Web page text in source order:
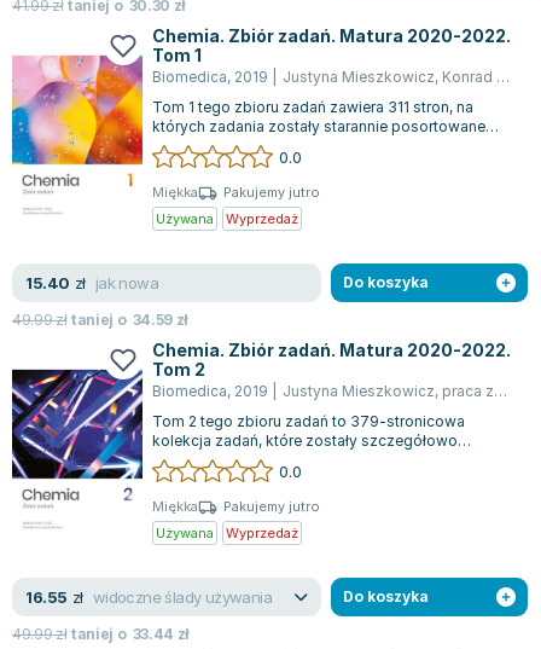
Książki o naukach politycznych dla studentów
Książki do nauk przyrodniczych dla studentów
Książki do nauk społecznych dla studentów
Książki do nauk ścisłych dla studentów
Prawo - książki dla studentów
Technologia żywności - książki
Zarządzanie i marketing - książki
Podręczniki dla nauczycieli - metodyka
Repetytoria, testy i materiały pomocnicze
Bolesław Prus
Clive Cussler
Wanda Chotomska
Józef Ignacy Kraszewski
Clive Staples Lewis
Martyna Wojciechowska
Melissa De la Cruz
Jaś Kapela
Agatha Christie
Witold Gadowski
Jan Pietrzak
Marcin Kowalczyk
Piotr Zychowicz
Joanna Jabłczyńska
Piotr Kościelny
Jan Piński
Agata Passent
Michel Moran
41.99złtaniej o 30.30 zł
Chemia. Zbiór zadań. Matura 2020-2022.
Tom 1
Biomedica, 2019 Justyna Mieszkowicz, Konrad Matras
Tom 1 tego zbioru zadań zawiera 311 stron, na
których zadania zostały starannie posortowane
według działów, a każde z nich jest uz...
0.0
Miękka
Pakujemy jutro
Używana
Wyprzedaż
15.40 zł jak nowa
49.99złtaniej o 34.59 zł
Do koszyka
Chemia. Zbiór zadań. Matura 2020-2022.
Tom 2
Biomedica, 2019 Justyna Mieszkowicz, praca zbiorowa
Tom 2 tego zbioru zadań to 379-stronicowa
kolekcja zadań, które zostały szczegółowo
podzielone na konkretne działy tematyczne. Opr...
0.0
Miękka
Pakujemy jutro
Używana
Wyprzedaż
16.55 zł widoczne ślady używania
49.99złtaniej o 33.44 zł
Do koszyka